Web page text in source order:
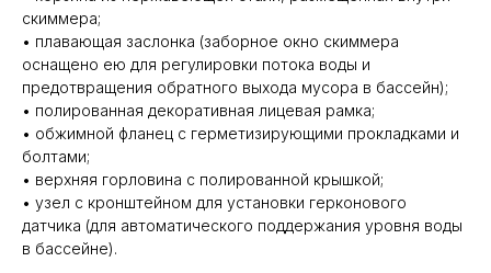
скиммера;
• плавающая заслонка (заборное окно скиммера
оснащено ею для регулировки потока воды и
предотвращения обратного выхода мусора в бассейн);
• полированная декоративная лицевая рамка;
• обжимной фланец с герметизирующими прокладками и
болтами;
• верхняя горловина с полированной крышкой;
• узел с кронштейном для установки герконового
датчика (для автоматического поддержания уровня воды
в бассейне).